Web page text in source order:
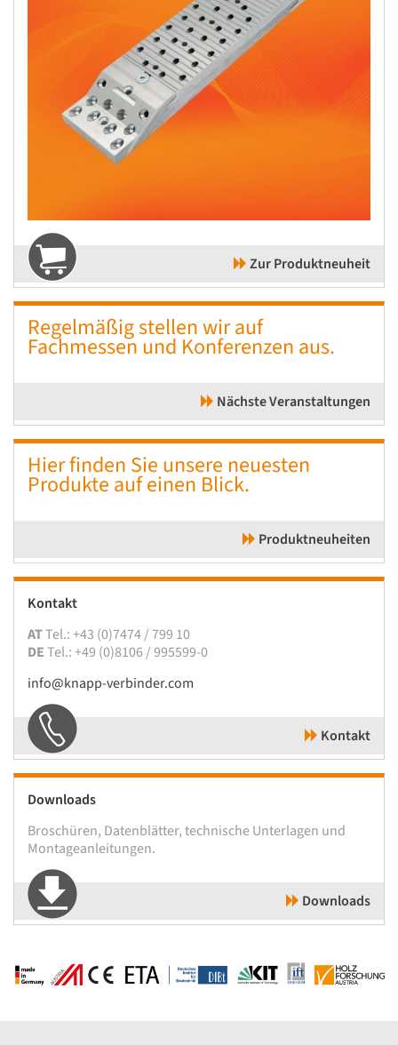
Zur Produktneuheit
Regelmäßig stellen wir auf
Fachmessen und Konferenzen aus.
Nächste Veranstaltungen
Hier finden Sie unsere neuesten
Produkte auf einen Blick.
Produktneuheiten
Kontakt
ATTel.: +43 (0)7474 / 799 10
DETel.: +49 (0)8106 / 995599-0
info@knapp-verbinder.com
Kontakt
Downloads
Broschüren, Datenblätter, technische Unterlagen und
Montageanleitungen.
Downloads